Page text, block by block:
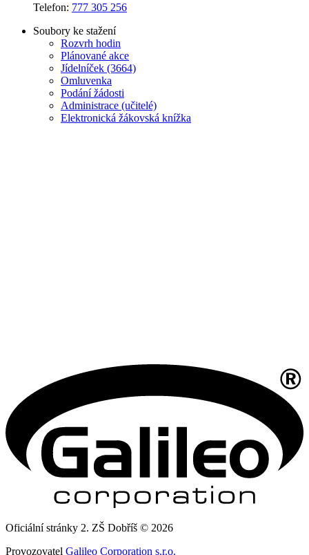
Telefon: 777 305 256
Soubory ke stažení
Rozvrh hodin
Plánované akce
Jídelníček (3664)
Omluvenka
Podání žádosti
Administrace (učitelé)
Elektronická žákovská knížka
Oficiální stránky 2. ZŠ Dobříš © 2026
Provozovatel Galileo Corporation s.r.o.